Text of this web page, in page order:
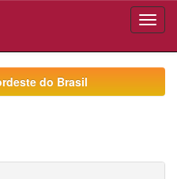
do Brasil